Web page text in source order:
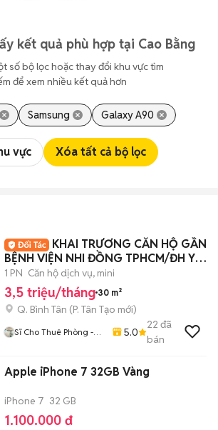
kết quả phù hợp tại Cao Bằng
số bộ lọc hoặc thay đổi khu vực tìm
để xem nhiều kết quả hơn
Samsung Galaxy A90
vực Xóa tất cả bộ lọc
KHAI TRƯƠNG CĂN HỘ GẦN
BỆNH VIỆN NHI ĐỒNG TPHCM/ĐH Y
PHẠM NGỌC THẠCH
1 PN Căn hộ dịch vụ, mini
3,5 triệu/tháng 30 m²
Q. Bình Tân (P. Tân Tạo mới)
Sĩ Cho Thuê Phòng -
5.0
22 đã
bán
Apple iPhone 7 32GB Vàng
iPhone 7 32 GB
1.100.000 đ